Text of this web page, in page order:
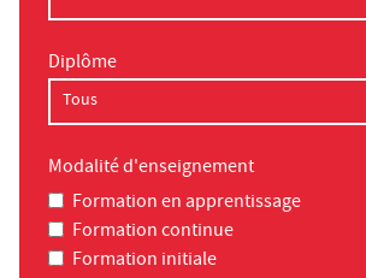
Diplôme
Modalité d'enseignement
Formation en apprentissage
Formation continue
Formation initiale